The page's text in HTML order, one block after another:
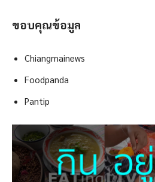
ขอบคุณข้อมูล
Chiangmainews
Foodpanda
Pantip